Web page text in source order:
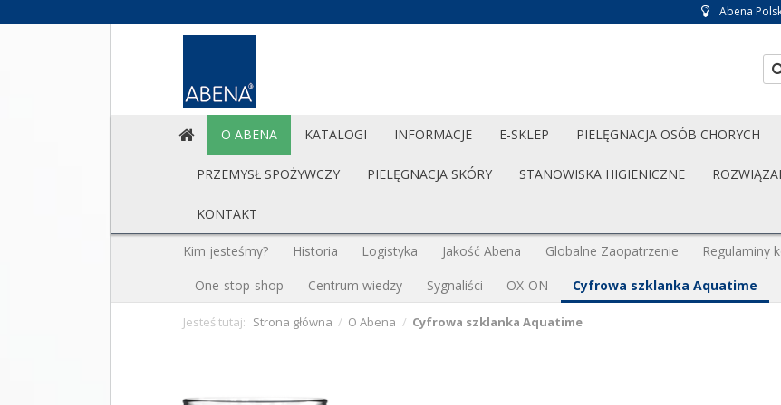
Abena
O ABENA KATALOGI INFORMACJE E-SKLEP PIELĘGNACJA OSÓB CHORYCH
PRZEMYSŁ SPOŻYWCZY PIELĘGNACJA SKÓRY STANOWISKA HIGIENICZNE
KONTAKT
Kim jesteśmy? Historia Logistyka Jakość Abena Globalne Zaopatrzenie Regulaminy
One-stop-shop
Centrum wiedzy Sygnaliści OX-ON Cyfrowa szklanka Aquatime
Jesteś tutaj: Strona główna / O Abena / Cyfrowa szklanka Aquatime